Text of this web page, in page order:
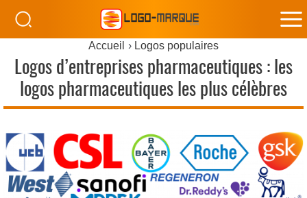
Accueil Logos populaires
Logos d’entreprises pharmaceutiques : les
logos pharmaceutiques les plus célèbres